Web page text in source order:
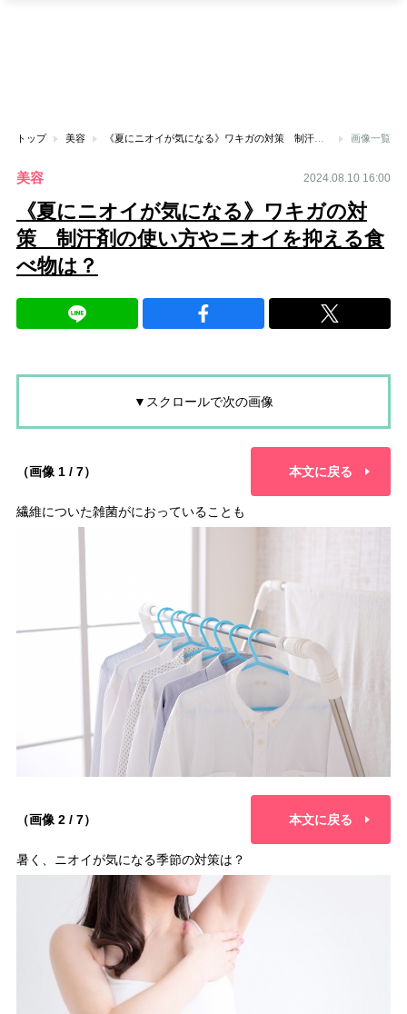
トップ 美容 《夏にニオイが気になる》ワキガの対策 制汗剤の使い方やニオイを抑える食べ物は？ 画像一覧
美容 2024.08.10 16:00
《夏にニオイが気になる》ワキガの対
策 制汗剤の使い方やニオイを抑える食
べ物は？
▼スクロールで次の画像
（画像 1 / 7） 本文に戻る
繊維についた雑菌がにおっていることも
（画像 2 / 7） 本文に戻る
暑く、ニオイが気になる季節の対策は？